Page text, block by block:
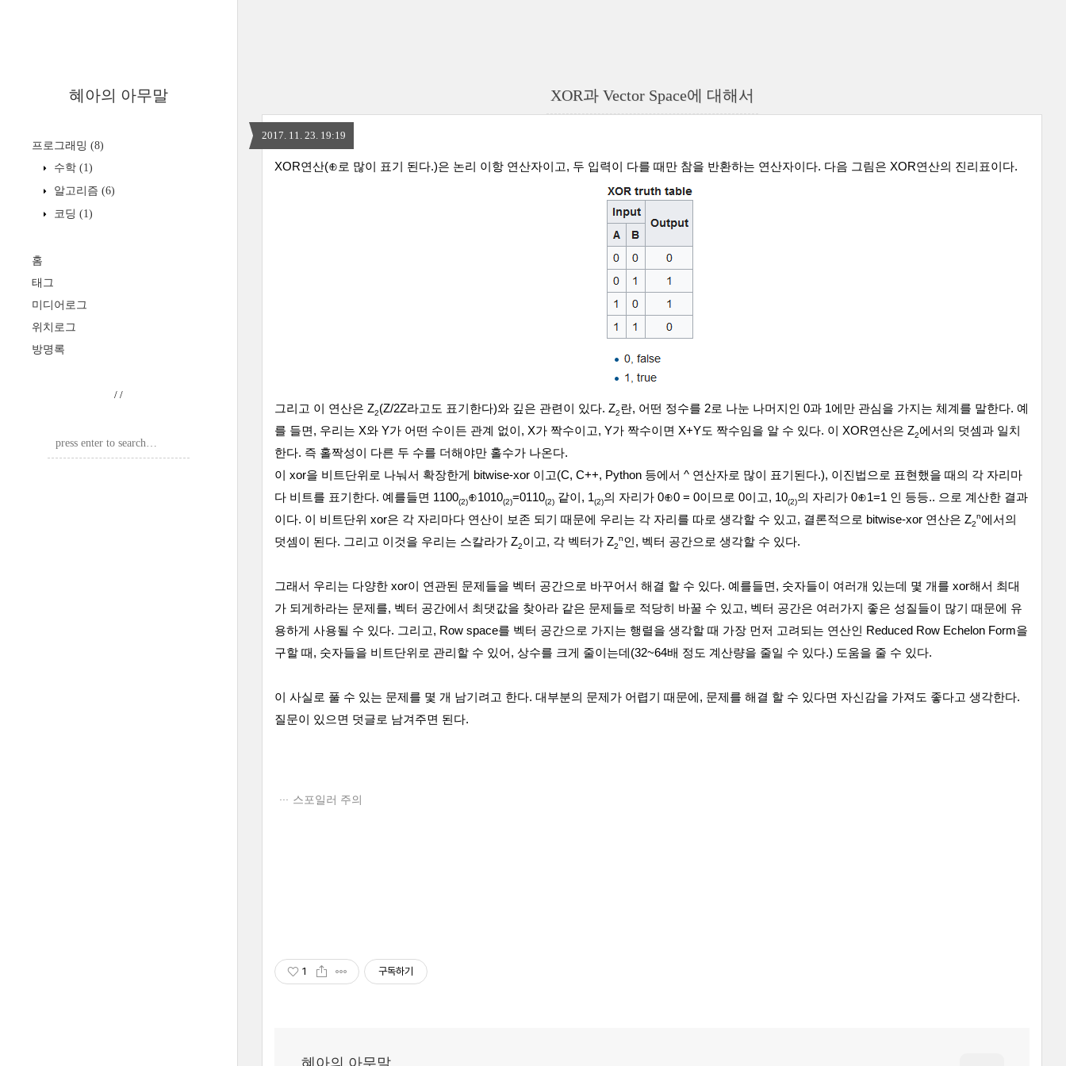
혜아의 아무말
프로그래밍 (8)
수학 (1)
알고리즘 (6)
코딩 (1)
홈
태그
미디어로그
위치로그
방명록
/ /
XOR과 Vector Space에 대해서
2017. 11. 23. 19:19
XOR연산(⊕로 많이 표기 된다.)은 논리 이항 연산자이고, 두 입력이 다를 때만 참을 반환하는 연산자이다. 다음 그림은 XOR연산의 진리표이다.
그리고 이 연산은 Z2(Z/2Z라고도 표기한다)와 깊은 관련이 있다. Z2 란, 어떤 정수를 2로 나눈 나머지인 0과 1에만 관심을 가지는 체계를 말한다. 예
를 들면, 우리는 X와 Y가 어떤 수이든 관계 없이, X가 짝수이고, Y가 짝수이면 X+Y도 짝수임을 알 수 있다. 이 XOR연산은 Z2에서의 덧셈과 일치
한다. 즉 홀짝성이 다른 두 수를 더해야만 홀수가 나온다.
이 xor을 비트단위로 나눠서 확장한게 bitwise-xor 이고(C, C++, Python 등에서 ^ 연산자로 많이 표기된다.), 이진법으로 표현했을 때의 각 자리마
다 비트를 표기한다. 예를들면 1100(2)⊕1010(2)=0110(2) 같이, 1(2)의 자리가 0⊕0 = 0이므로 0이고, 10(2)의 자리가 0⊕1=1 인 등등.. 으로 계산한 결과
이다. 이 비트단위 xor은 각 자리마다 연산이 보존 되기 때문에 우리는 각 자리를 따로 생각할 수 있고, 결론적으로 bitwise-xor 연산은 Z2
n에서의
덧셈이 된다. 그리고 이것을 우리는 스칼라가 Z2이고, 각 벡터가 Z2
n인, 벡터 공간으로 생각할 수 있다.
그래서 우리는 다양한 xor이 연관된 문제들을 벡터 공간으로 바꾸어서 해결 할 수 있다. 예를들면, 숫자들이 여러개 있는데 몇 개를 xor해서 최대
가 되게하라는 문제를, 벡터 공간에서 최댓값을 찾아라 같은 문제들로 적당히 바꿀 수 있고, 벡터 공간은 여러가지 좋은 성질들이 많기 때문에 유
용하게 사용될 수 있다. 그리고, Row space를 벡터 공간으로 가지는 행렬을 생각할 때 가장 먼저 고려되는 연산인 Reduced Row Echelon Form을
구할 때, 숫자들을 비트단위로 관리할 수 있어, 상수를 크게 줄이는데(32~64배 정도 계산량을 줄일 수 있다.) 도움을 줄 수 있다.
이 사실로 풀 수 있는 문제를 몇 개 남기려고 한다. 대부분의 문제가 어렵기 때문에, 문제를 해결 할 수 있다면 자신감을 가져도 좋다고 생각한다.
질문이 있으면 덧글로 남겨주면 된다.
스포일러 주의
1 구독하기
혜아의 아무말